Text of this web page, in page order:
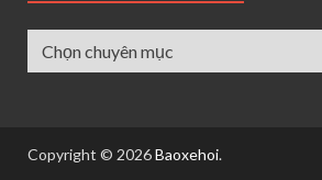
Copyright © 2026Baoxehoi.